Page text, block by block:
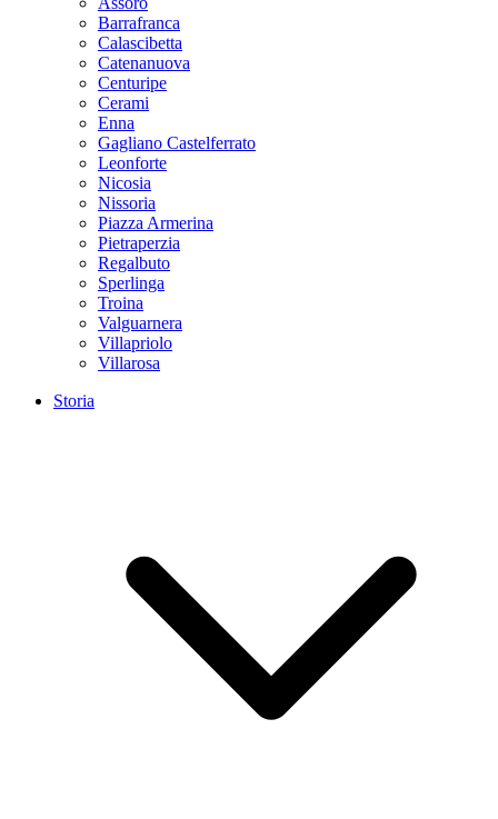
Barrafranca
Calascibetta
Catenanuova
Centuripe
Cerami
Enna
Gagliano Castelferrato
Leonforte
Nicosia
Nissoria
Piazza Armerina
Pietraperzia
Regalbuto
Sperlinga
Troina
Valguarnera
Villapriolo
Villarosa
Storia